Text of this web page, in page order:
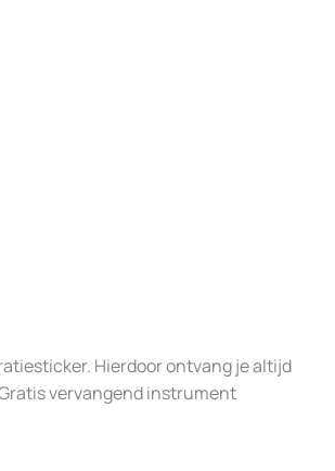
Hierdoor ontvang je altijd
vervangend instrument